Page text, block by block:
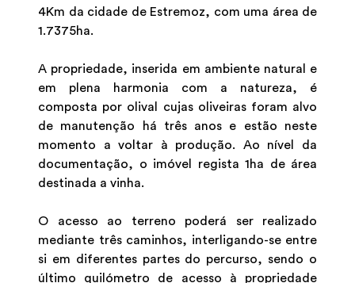
4Km da cidade de Estremoz, com uma área de
1.7375ha.
A propriedade, inserida em ambiente natural e
em plena harmonia com a natureza, é
composta por olival cujas oliveiras foram alvo
de manutenção há três anos e estão neste
momento a voltar à produção. Ao nível da
documentação, o imóvel regista 1ha de área
destinada a vinha.
O acesso ao terreno poderá ser realizado
mediante três caminhos, interligando-se entre
si em diferentes partes do percurso, sendo o
último quilómetro de acesso à propriedade